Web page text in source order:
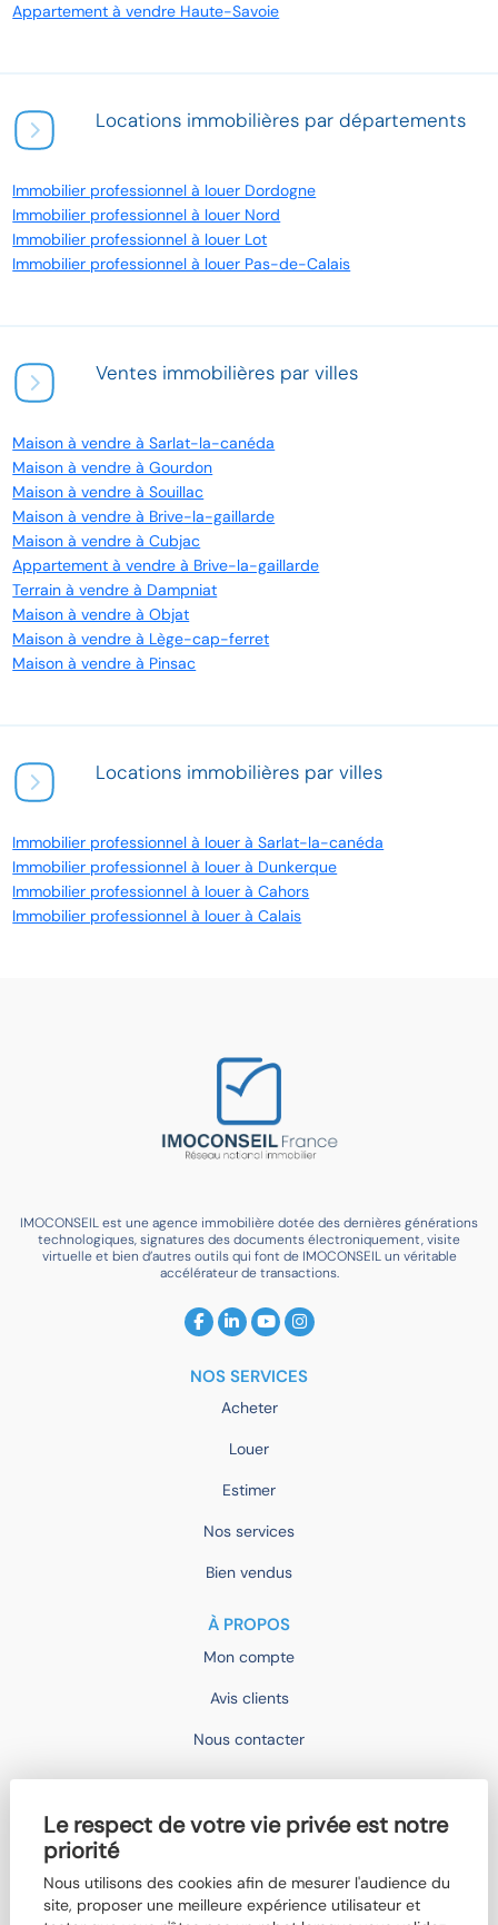
Le respect de votre vie privée est notre
priorité
Nous utilisons des cookies afin de mesurer l'audience du
site, proposer une meilleure expérience utilisateur et
Appartement à vendre Haute-Savoie
Locations immobilières par départements
Immobilier professionnel à louer Dordogne
Immobilier professionnel à louer Nord
Immobilier professionnel à louer Lot
Immobilier professionnel à louer Pas-de-Calais
Ventes immobilières par villes
Maison à vendre à Sarlat-la-canéda
Maison à vendre à Gourdon
Maison à vendre à Souillac
Maison à vendre à Brive-la-gaillarde
Maison à vendre à Cubjac
Appartement à vendre à Brive-la-gaillarde
Terrain à vendre à Dampniat
Maison à vendre à Objat
Maison à vendre à Lège-cap-ferret
Maison à vendre à Pinsac
Locations immobilières par villes
Immobilier professionnel à louer à Sarlat-la-canéda
Immobilier professionnel à louer à Dunkerque
Immobilier professionnel à louer à Cahors
Immobilier professionnel à louer à Calais
IMOCONSEIL est une agence immobilière dotée des dernières générations
technologiques, signatures des documents électroniquement, visite
virtuelle et bien d’autres outils qui font de IMOCONSEIL un véritable
accélérateur de transactions.
NOS SERVICES
Acheter
Louer
Estimer
Nos services
Bien vendus
À PROPOS
Mon compte
Avis clients
Nous contacter
Devenir mandataire
Qui sommes-nous ?